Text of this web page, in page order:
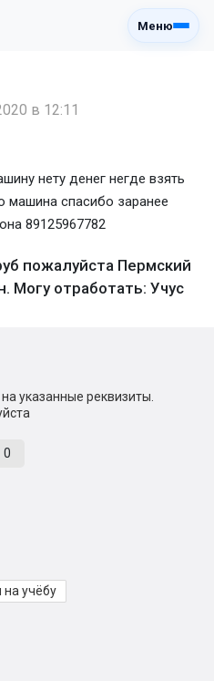
Меню
в 12:11
нету денег негде взять
машина спасибо заранее
89125967782
пожалуйста Пермский
Могу отработать: Учус
указанные реквизиты.
0
учёбу